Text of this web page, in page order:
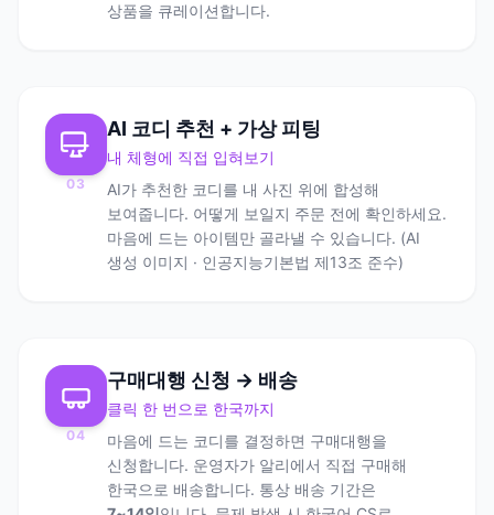
상품을 큐레이션합니다.
03
AI 코디 추천 + 가상 피팅
내 체형에 직접 입혀보기
AI가 추천한 코디를 내 사진 위에 합성해
보여줍니다. 어떻게 보일지 주문 전에 확인하세요.
마음에 드는 아이템만 골라낼 수 있습니다. (AI
생성 이미지 · 인공지능기본법 제13조 준수)
04
구매대행 신청 → 배송
클릭 한 번으로 한국까지
마음에 드는 코디를 결정하면 구매대행을
신청합니다. 운영자가 알리에서 직접 구매해
한국으로 배송합니다. 통상 배송 기간은